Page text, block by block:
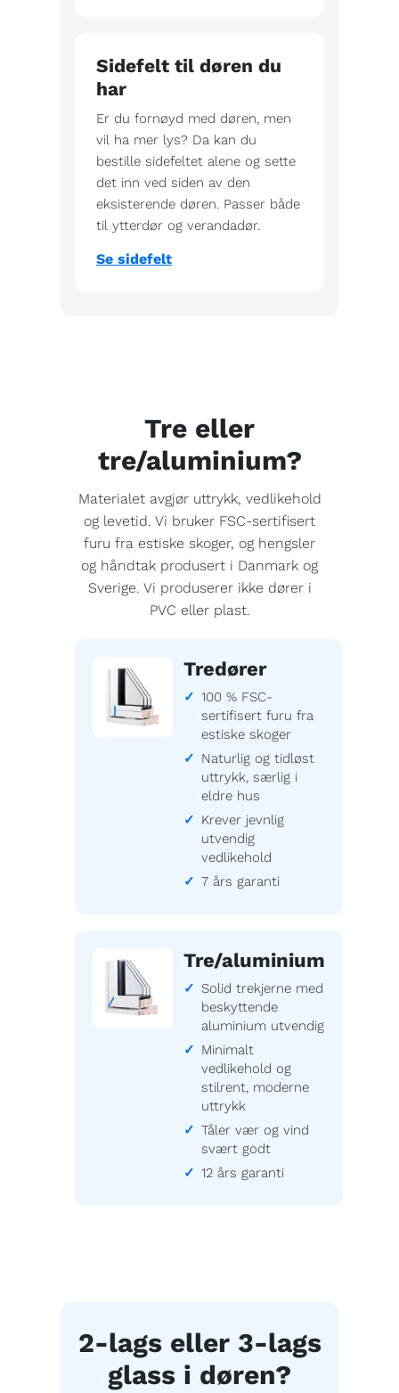
Sidefelt til døren du
har
Er du fornøyd med døren, men
vil ha mer lys? Da kan du
bestille sidefeltet alene og sette
det inn ved siden av den
eksisterende døren. Passer både
til ytterdør og verandadør.
Se sidefelt
Tre eller
tre/aluminium?
Materialet avgjør uttrykk, vedlikehold
og levetid. Vi bruker FSC-sertifisert
furu fra estiske skoger, og hengsler
og håndtak produsert i Danmark og
Sverige. Vi produserer ikke dører i
PVC eller plast.
Tredører
100 % FSC-
sertifisert furu fra
estiske skoger
Naturlig og tidløst
uttrykk, særlig i
eldre hus
Krever jevnlig
utvendig
vedlikehold
7 års garanti
Tre/aluminium
Solid trekjerne med
beskyttende
aluminium utvendig
Minimalt
vedlikehold og
stilrent, moderne
uttrykk
Tåler vær og vind
svært godt
12 års garanti
2-lags eller 3-lags
glass i døren?